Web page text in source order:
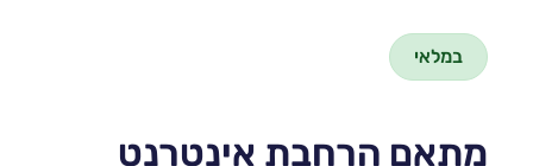
במלאי
מתאם הרחבת אינטרנט